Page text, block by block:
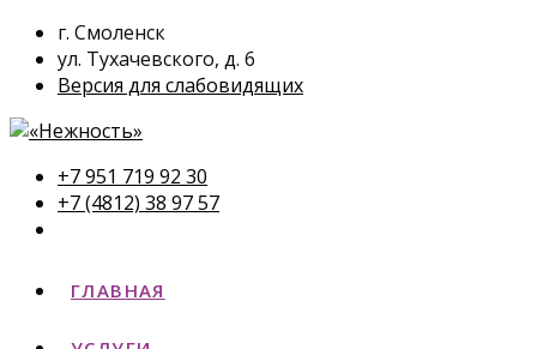
г. Смоленск
ул. Тухачевского, д. 6
Версия для слабовидящих
+7 951 719 92 30
+7 (4812) 38 97 57
ГЛАВНАЯ